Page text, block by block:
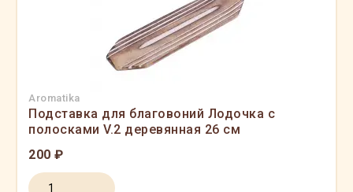
Aromatika
Подставка для благовоний Лодочка с
полосками V.2 деревянная 26 см
200 ₽